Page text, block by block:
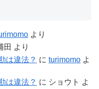
より
田 より
は違法？ に turimomo よ
は違法？ に ショウト よ